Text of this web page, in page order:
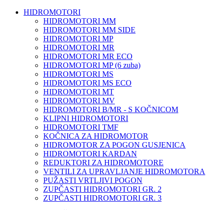
HIDROMOTORI
HIDROMOTORI MM
HIDROMOTORI MM SIDE
HIDROMOTORI MP
HIDROMOTORI MR
HIDROMOTORI MR ECO
HIDROMOTORI MP (6 zuba)
HIDROMOTORI MS
HIDROMOTORI MS ECO
HIDROMOTORI MT
HIDROMOTORI MV
HIDROMOTORI B/MR - S KOČNICOM
KLIPNI HIDROMOTORI
HIDROMOTORI TMF
KOČNICA ZA HIDROMOTOR
HIDROMOTOR ZA POGON GUSJENICA
HIDROMOTORI KARDAN
REDUKTORI ZA HIDROMOTORE
VENTILI ZA UPRAVLJANJE HIDROMOTORA
PUŽASTI VRTLJIVI POGON
ZUPČASTI HIDROMOTORI GR. 2
ZUPČASTI HIDROMOTORI GR. 3